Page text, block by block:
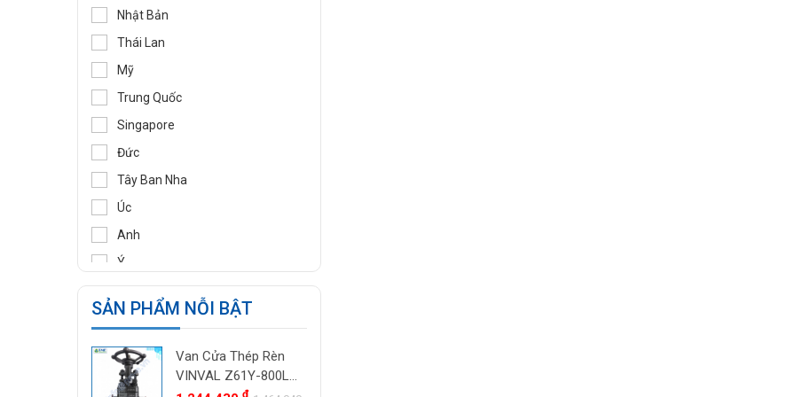
DIDTEK
RITAG
GASSO
SAMYANG
TOZEN
PEKOS
VINVAL
AZBIL
BROADY
OCV
SIRCA
BESA
BAODI
TLV
Nhật Bản
Thái Lan
Mỹ
Trung Quốc
Singapore
Đức
Tây Ban Nha
Úc
Anh
Ý
Pháp
Ấn Độ
Indonesia
Malaysia
SẢN PHẨM NỖI BẬT
Van Cửa Thép Rèn
VINVAL Z61Y-800LB
đ